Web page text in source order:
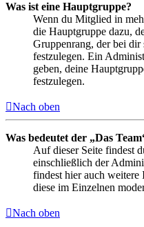
Was ist eine Hauptgruppe?
Wenn du Mitglied in
die Hauptgruppe dazu,
Gruppenrang, der bei dir
festzulegen. Ein
geben, deine
festzulegen.
Nach oben
Was bedeutet der „Das
Auf dieser Seite findest
einschließlich der
findest hier auch
diese im Einzelnen
Nach oben